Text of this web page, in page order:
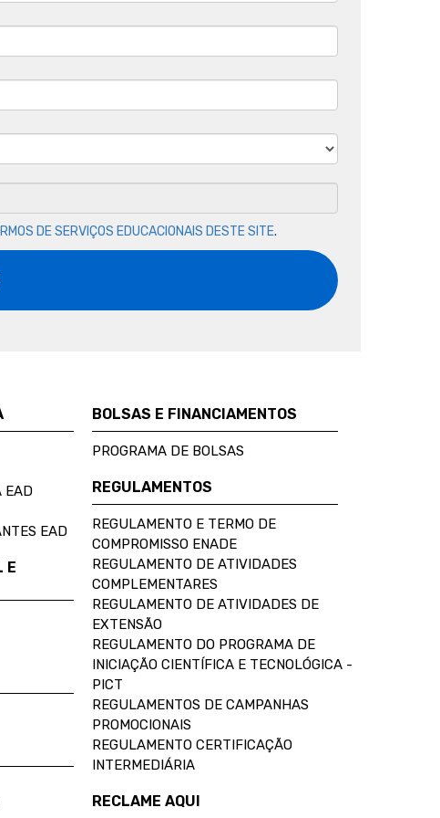
DE SERVIÇOS EDUCACIONAIS DESTE SITE.
EAD
EAD
E
BOLSAS E FINANCIAMENTOS
PROGRAMA DE BOLSAS
REGULAMENTOS
REGULAMENTO E TERMO DE
COMPROMISSO ENADE
REGULAMENTO DE ATIVIDADES
COMPLEMENTARES
REGULAMENTO DE ATIVIDADES DE
EXTENSÃO
REGULAMENTO DO PROGRAMA DE
INICIAÇÃO CIENTÍFICA E TECNOLÓGICA -
PICT
REGULAMENTOS DE CAMPANHAS
PROMOCIONAIS
REGULAMENTO CERTIFICAÇÃO
INTERMEDIÁRIA
RECLAME AQUI